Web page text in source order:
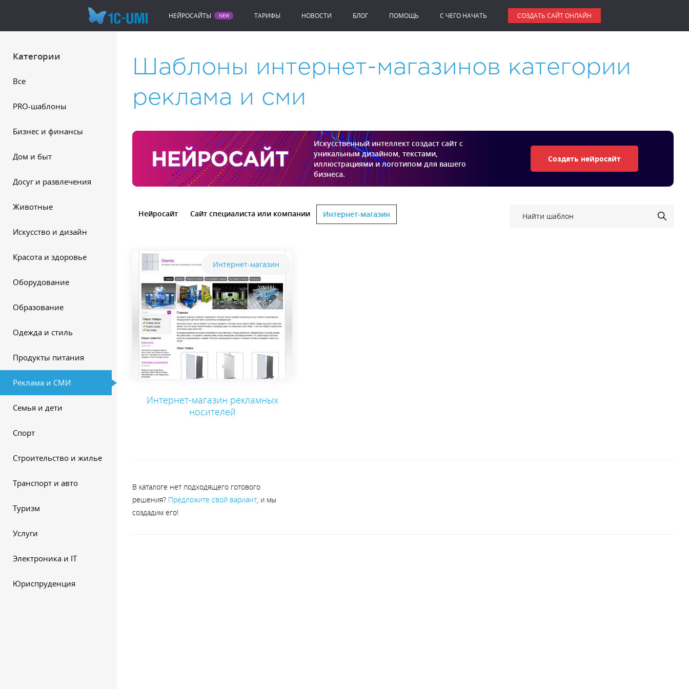
НЕЙРОСАЙТЫ ТАРИФЫ НОВОСТИ БЛОГ ПОМОЩЬ C ЧЕГО НАЧАТЬ СОЗДАТЬ САЙТ ОНЛАЙН
Категории
Все
PRO-шаблоны
Бизнес и финансы
Дом и быт
Досуг и развлечения
Животные
Искусство и дизайн
Красота и здоровье
Оборудование
Образование
Одежда и стиль
Продукты питания
Реклама и СМИ
Семья и дети
Спорт
Строительство и жилье
Транспорт и авто
Туризм
Услуги
Электроника и IT
Юриспруденция
Шаблоны интернет-магазинов категории
реклама и сми
Искусственный интеллект создаст сайт с
уникальным дизайном, текстами,
иллюстрациями и логотипом для вашего
бизнеса.
Создать нейросайт
Нейросайт Сайт специалиста или компании Интернет-магазин
Интернет-магазин
Интернет-магазин рекламных
носителей
В каталоге нет подходящего готового
решения? Предложите свой вариант, и мы
создадим его!